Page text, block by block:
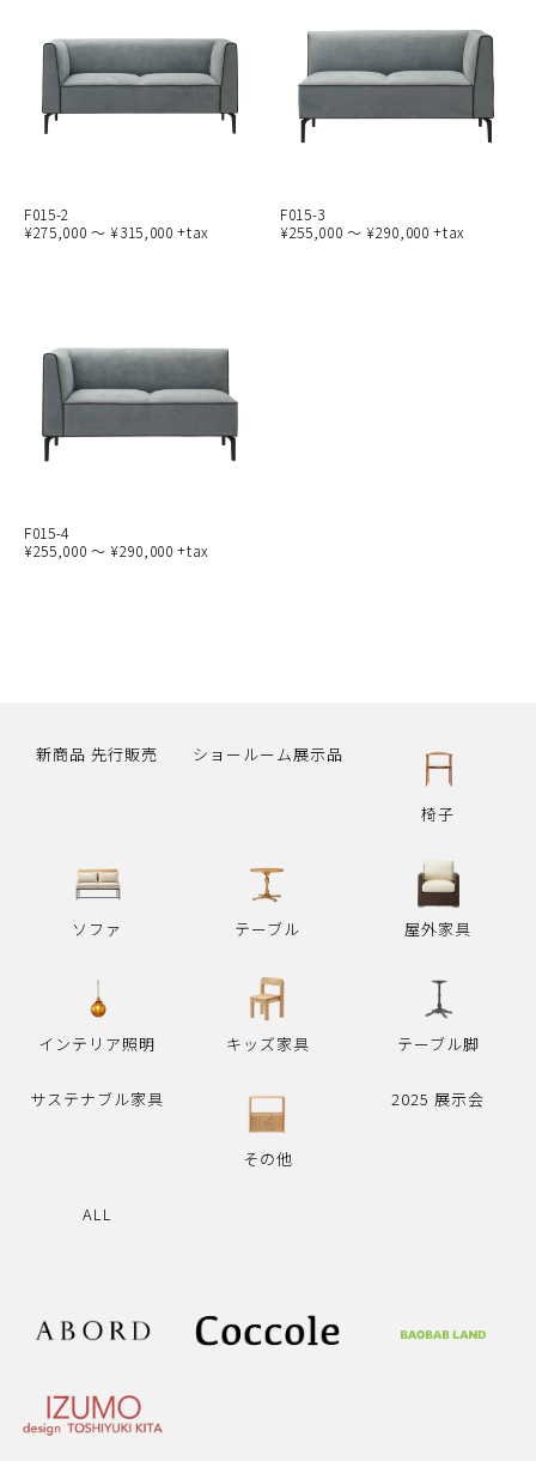
F015-2
¥275,000 ～ ¥315,000 +tax
F015-3
¥255,000 ～ ¥290,000 +tax
F015-4
¥255,000 ～ ¥290,000 +tax
新商品 先行販売 ショールーム展示品
椅子
ソファ テーブル 屋外家具
インテリア照明 キッズ家具 テーブル脚
サステナブル家具
その他
2025 展示会
ALL